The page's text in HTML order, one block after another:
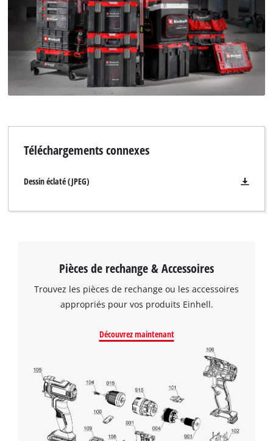
Téléchargements connexes
Dessin éclaté (JPEG)
Pièces de rechange & Accessoires
Trouvez les pièces de rechange ou les accessoires
appropriés pour vos produits Einhell.
Découvrez maintenant